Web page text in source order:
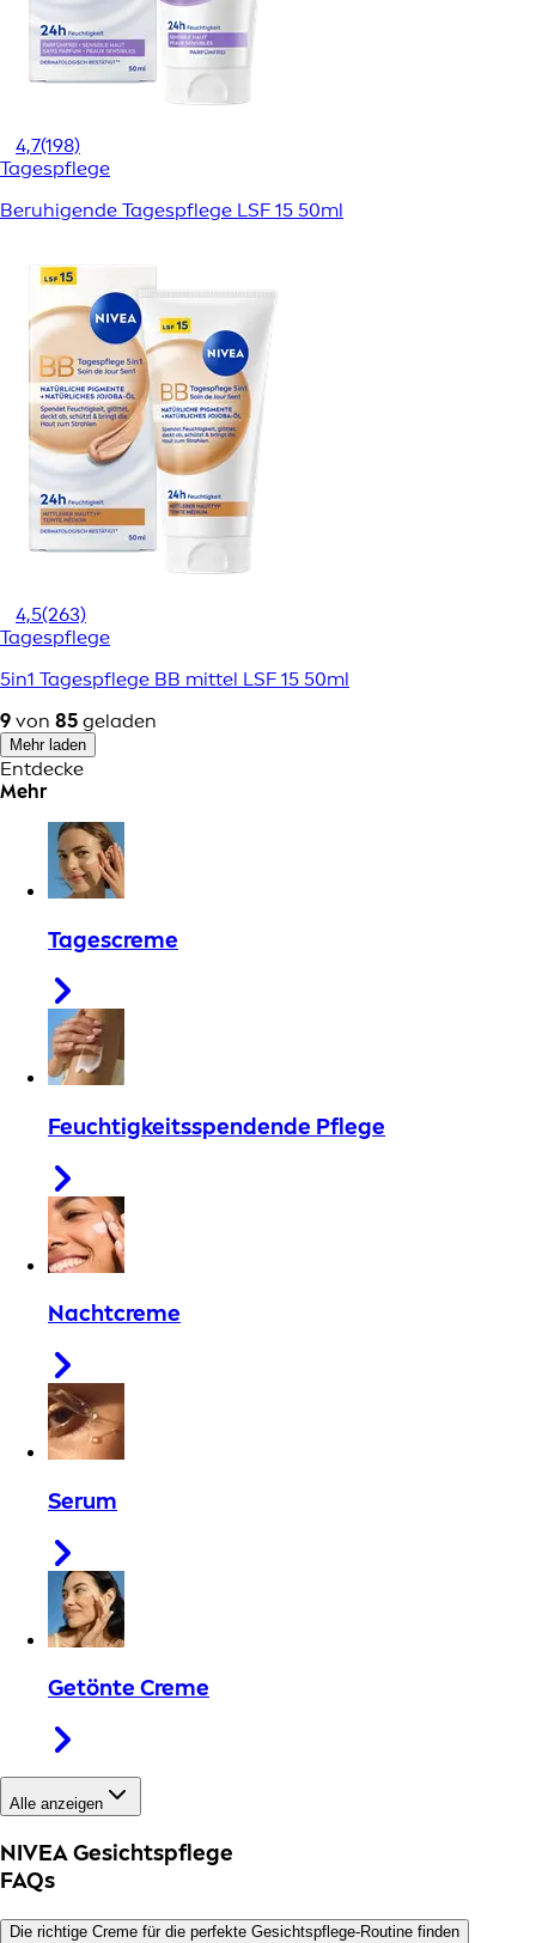
4,7(198)
Tagespflege
Beruhigende Tagespflege LSF 15 50ml
4,5(263)
Tagespflege
5in1 Tagespflege BB mittel LSF 15 50ml
9 von 85 geladen
Mehr laden
Entdecke
Mehr
Tagescreme
Feuchtigkeitsspendende Pflege
Nachtcreme
Serum
Getönte Creme
Alle anzeigen
NIVEA Gesichtspflege
FAQs
Die richtige Creme für die perfekte Gesichtspflege-Routine finden